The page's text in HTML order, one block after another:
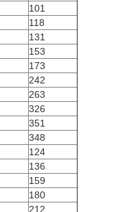
101
118
131
153
173
242
263
326
351
348
124
136
159
180
212